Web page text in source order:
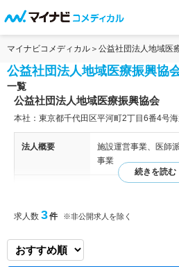
マイナビコメディカル 公益社団法人地域医
公益社団法人地域医療振興協
一覧
公益社団法人地域医療振興協会
本社：東京都千代田区平河町2丁目6番4号
法人概要
施設運営事業、医師
事業
医療の支援に努めて
求人数 3件 ※非公開求人を除く